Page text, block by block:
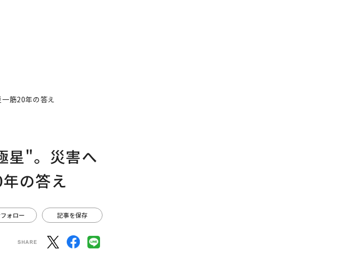
筋20年の答え
星"。災害へ
の答え
ォロー 記事を保存